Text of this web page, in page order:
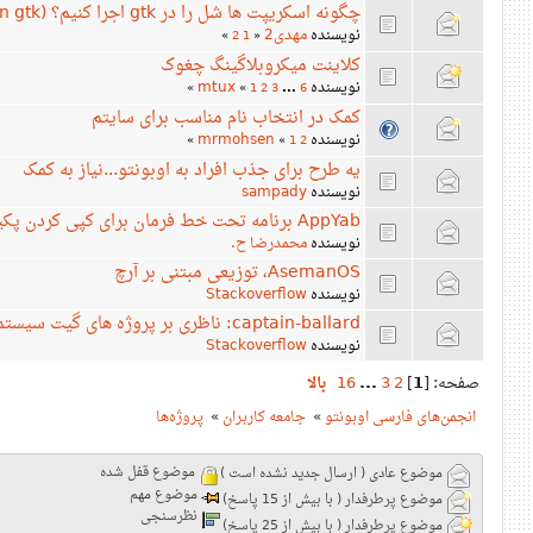
چگونه اسکریپت ها شل را در gtk اجرا کنیم؟ (how run scripts shell in gtk)
نویسندهمهدی2 «
1
2
»
کلاینت میکروبلاگینگ چغوک
نویسنده mtux « 123 ... 6
»
کمک در انتخاب نام مناسب برای سایتم
نویسنده mrmohsen « 12
»
یه طرح برای جذب افراد به اوبونتو...نیاز به کمک
نویسندهsampady
AppYab برنامه تحت خط فرمان برای کپی کردن پکیج ها
نویسندهمحمدرضا ح.
AsemanOS، توزیعی مبتنی بر آرچ
نویسندهStackoverflow
captain-ballard: ناظری بر پروژه های گیت سیستم شما
نویسندهStackoverflow
صفحه: [1
]
2
3
...
16 بالا
انجمن‌های فارسی اوبونتو» جامعه کاربران» پروژه‌ها
موضوع عادی ( ارسال جدید نشده است )
موضوع پرطرفدار ( با بیش از 15 پاسخ)
موضوع پرطرفدار ( با بیش از 25 پاسخ)
موضوع قفل شده
موضوع مهم
نظرسنجی